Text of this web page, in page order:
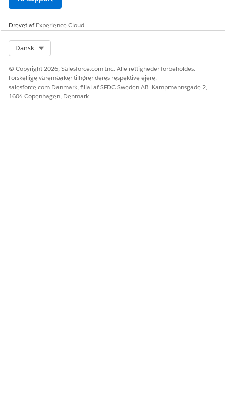
Drevet afExperience Cloud
Dansk
© Copyright 2026, Salesforce.com Inc. Alle rettigheder forbeholdes.
Forskellige varemærker tilhører deres respektive ejere.
salesforce.com Danmark, filial af SFDC Sweden AB. Kampmannsgade 2,
1604 Copenhagen, Denmark